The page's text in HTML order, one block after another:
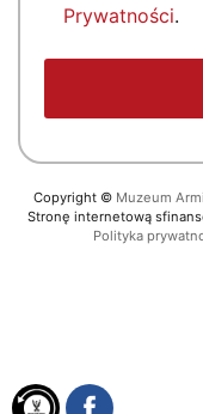
Prywatności.
Copyright © Muzeum
Stronę internetową
Polityka